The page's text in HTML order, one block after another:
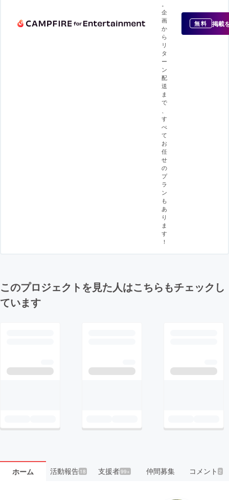
企
画
か
ら
リ
タ
ー
ン
配
送
ま
で
す
べ
て
お
任
せ
の
プ
ラ
ン
も
あ
り
ま
す
！
無料 掲載
このプロジェクトを見た人はこちらもチェックし
ています
ホーム 活動報告18 支援者99+ 仲間募集 コメント 2